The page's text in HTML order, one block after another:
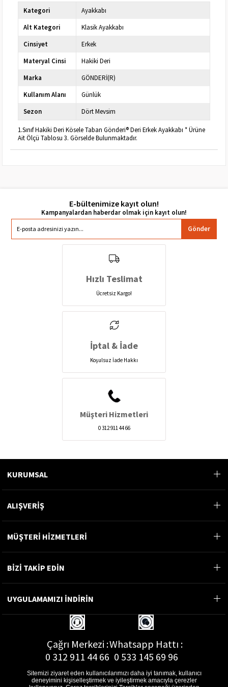
Kategori
Ayakkabı
Alt Kategori
Klasik Ayakkabı
Cinsiyet
Erkek
Materyal Cinsi
Hakiki Deri
Marka
GÖNDERİ(R)
Kullanım Alanı
Günlük
Sezon
Dört Mevsim
1.Sınıf Hakiki Deri Kösele Taban Gönderi® Deri Erkek Ayakkabı * Ürüne
Ait Ölçü Tablosu 3. Görselde Bulunmaktadır.
E-bültenimize kayıt olun!
Gönder
Hızlı Teslimat
Ücretsiz Kargo!
İptal & İade
Koşulsuz İade Hakkı
Müşteri Hizmetleri
0 312 911 44 66
KURUMSAL
ALIŞVERİŞ
MÜŞTERİ HİZMETLERİ
BİZİ TAKİP EDİN
UYGULAMAMIZI İNDİRİN
Çağrı Merkezi :
0 312 911 44 66
Whatsapp Hattı :
0 533 145 69 96
Sitemizi ziyaret eden kullanıcılarımızı daha iyi tanımak, kullanıcı
deneyimini kişiselleştirmek ve iyileştirmek amacıyla çerezler